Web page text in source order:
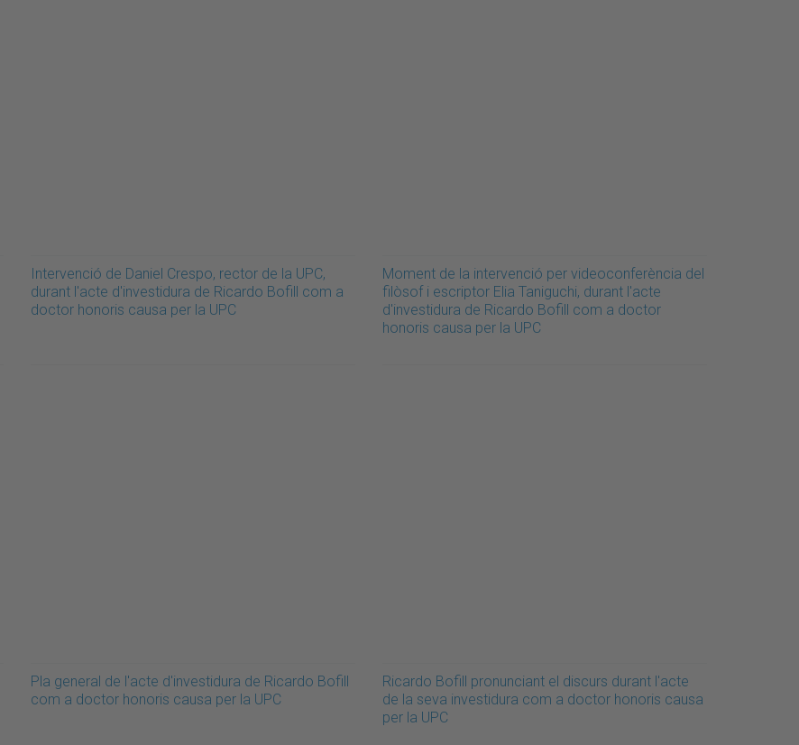
Intervenció de Daniel Crespo, rector de la UPC,
durant l'acte d'investidura de Ricardo Bofill com a
doctor honoris causa per la UPC
Moment de la intervenció per videoconferència del
filòsof i escriptor Elia Taniguchi, durant l'acte
d'investidura de Ricardo Bofill com a doctor
honoris causa per la UPC
Pla general de l'acte d'investidura de Ricardo Bofill
com a doctor honoris causa per la UPC
Ricardo Bofill pronunciant el discurs durant l'acte
de la seva investidura com a doctor honoris causa
per la UPC